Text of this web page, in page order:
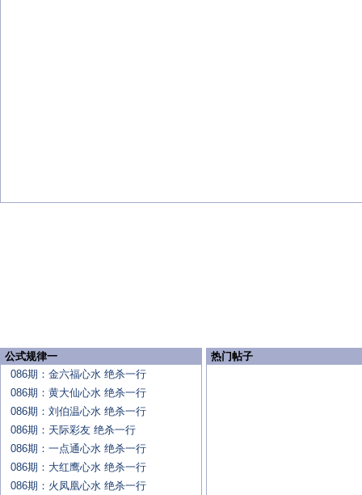
公式规律一
086期：金六福心水 绝杀一行
086期：黄大仙心水 绝杀一行
086期：刘伯温心水 绝杀一行
086期：天际彩友 绝杀一行
086期：一点通心水 绝杀一行
086期：大红鹰心水 绝杀一行
086期：火凤凰心水 绝杀一行
热门帖子